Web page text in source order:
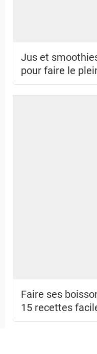
Jus et
pour faire le
Faire ses
15 recettes